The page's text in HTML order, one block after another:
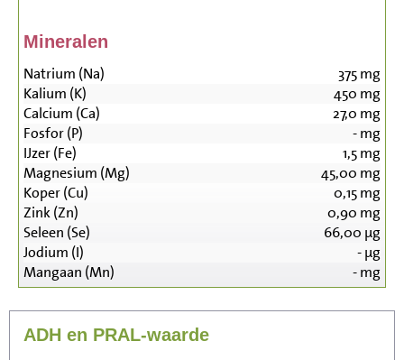
Mineralen
Natrium (Na) 375mg
Kalium (K)
450 mg
Calcium (Ca)
27,0 mg
Fosfor (P)
-mg
IJzer (Fe)
1,5mg
Magnesium (Mg)
45,00 mg
Koper (Cu)
0,15mg
Zink (Zn)
0,90 mg
Seleen (Se)
66,00 µg
Jodium (I)
-µg
Mangaan (Mn)
-mg
ADH en PRAL-waarde